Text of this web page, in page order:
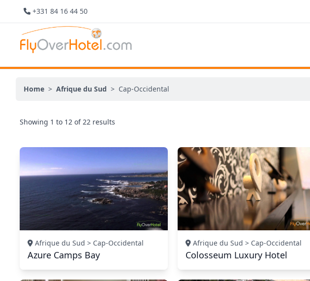
+331 84 16 44 50
Home > Afrique du Sud > Cap-Occidental
Showing 1 to 12 of22 results
Afrique du Sud > Cap-Occidental
Azure Camps Bay
Afrique du Sud > Cap-Occidental
Colosseum Luxury Hotel